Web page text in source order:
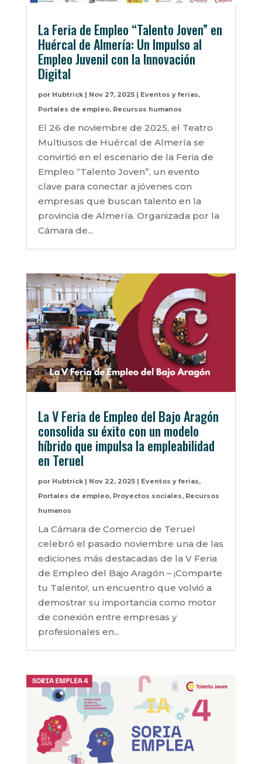
La Feria de Empleo “Talento Joven” en
Huércal de Almería: Un Impulso al
Empleo Juvenil con la Innovación
Digital
por Hubtrick| Nov 27, 2025| Eventos y ferias,
Portales de empleo, Recursos humanos
El 26 de noviembre de 2025, el Teatro
Multiusos de Huércal de Almería se
convirtió en el escenario de la Feria de
Empleo “Talento Joven”, un evento
clave para conectar a jóvenes con
empresas que buscan talento en la
provincia de Almería. Organizada por la
Cámara de...
La V Feria de Empleo del Bajo Aragón
consolida su éxito con un modelo
híbrido que impulsa la empleabilidad
en Teruel
por Hubtrick| Nov 22, 2025| Eventos y ferias,
Portales de empleo, Proyectos sociales, Recursos
humanos
La Cámara de Comercio de Teruel
celebró el pasado noviembre una de las
ediciones más destacadas de la V Feria
de Empleo del Bajo Aragón – ¡Comparte
tu Talento!, un encuentro que volvió a
demostrar su importancia como motor
de conexión entre empresas y
profesionales en...